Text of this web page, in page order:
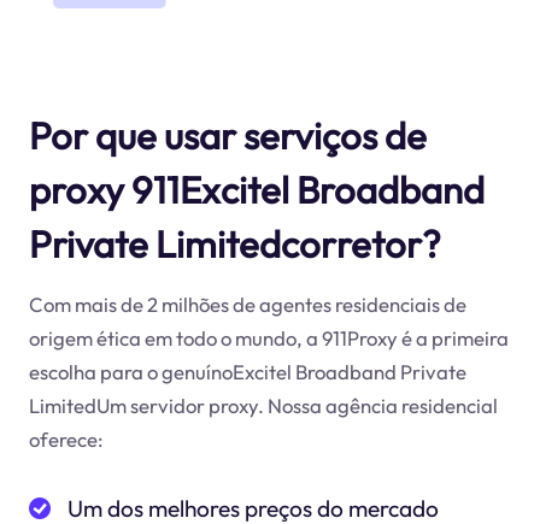
Por que usar serviços de
proxy 911Excitel Broadband
Private Limitedcorretor?
Com mais de 2 milhões de agentes residenciais de
origem ética em todo o mundo, a 911Proxy é a primeira
escolha para o genuínoExcitel Broadband Private
LimitedUm servidor proxy. Nossa agência residencial
oferece:
Um dos melhores preços do mercado